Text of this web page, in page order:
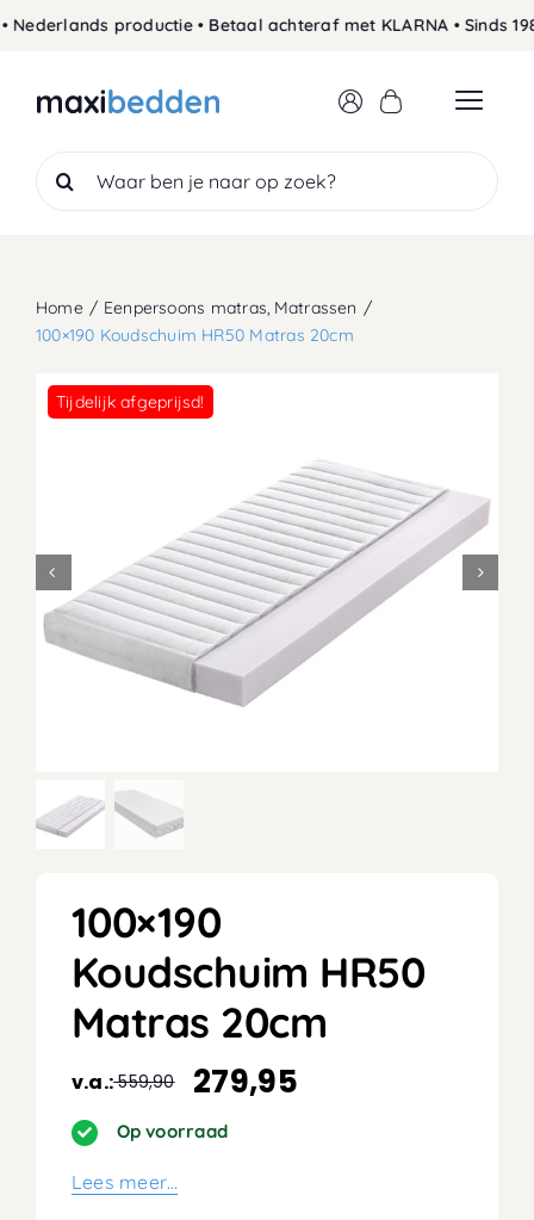
productie • Betaal achteraf met KLARNA • Sinds
Search
for:
Home Eenpersoons matras Matrassen
100×190 Koudschuim HR50 Matras 20cm
Tijdelijk afgeprijsd!
100×190
Koudschuim HR50
Matras 20cm
v.a.:559,90
Oorspronkelijke
prijs
was:
559,90.
279,95
Huidige
prijs
is:
279,95.
Op voorraad
Lees meer…